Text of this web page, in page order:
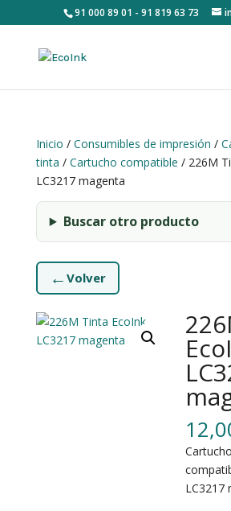
91 000 89 01 - 91 819 63 73
Inicio / Consumibles de impresión /
tinta / Cartucho compatible / 226M
LC3217 magenta
Buscar otro producto
← Volver
LC3217